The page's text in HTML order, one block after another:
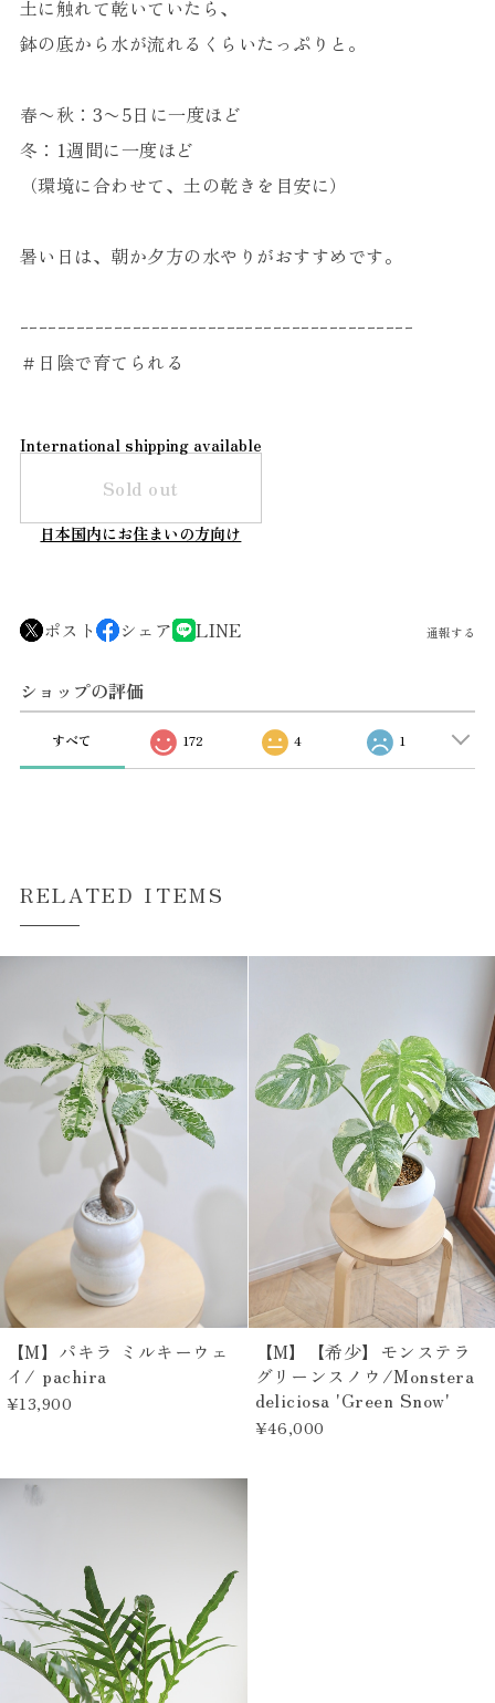
土に触れて乾いていたら、
鉢の底から水が流れるくらいたっぷりと。
春〜秋：3〜5日に一度ほど
冬：1週間に一度ほど
（環境に合わせて、土の乾きを目安に）
暑い日は、朝か夕方の水やりがおすすめです。
ｰｰｰｰｰｰｰｰｰｰｰｰｰｰｰｰｰｰｰｰｰｰｰｰｰｰｰｰｰｰｰｰｰｰｰｰｰｰｰｰｰｰ
＃日陰で育てられる
International shipping available
Sold out
日本国内にお住まいの方向け
ポスト シェア LINE 通報する
ショップの評価
すべて 172 4 1
RELATED ITEMS
【M】パキラ ミルキーウェ
イ/ pachira
¥13,900
【M】【希少】モンステラ
グリーンスノウ/Monstera
deliciosa 'Green Snow'
¥46,000